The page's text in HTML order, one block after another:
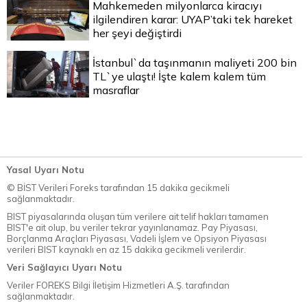
Mahkemeden milyonlarca kiracıyı
ilgilendiren karar: UYAP’taki tek hareket
her şeyi değiştirdi
İstanbul`da taşınmanın maliyeti 200 bin
TL`ye ulaştı! İşte kalem kalem tüm
masraflar
Yasal Uyarı Notu
© BİST Verileri Foreks tarafından 15 dakika gecikmeli
sağlanmaktadır.
BIST piyasalarında oluşan tüm verilere ait telif hakları tamamen
BIST'e ait olup, bu veriler tekrar yayınlanamaz. Pay Piyasası,
Borçlanma Araçları Piyasası, Vadeli İşlem ve Opsiyon Piyasası
verileri BIST kaynaklı en az 15 dakika gecikmeli verilerdir.
Veri Sağlayıcı Uyarı Notu
Veriler FOREKS Bilgi İletişim Hizmetleri A.Ş. tarafından
sağlanmaktadır.